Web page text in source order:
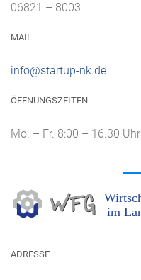
06821 – 8003
MAIL
info@startup-nk.de
ÖFFNUNGSZEITEN
Mo. – Fr. 8:00 – 16.30 Uhr
ADRESSE